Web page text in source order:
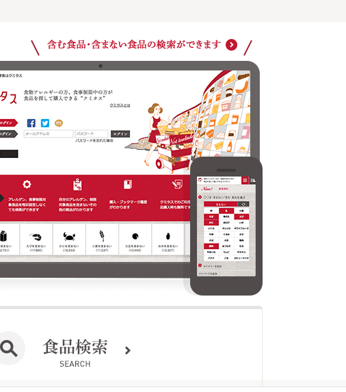
クミタスでのご利用は商品購入時も無料です